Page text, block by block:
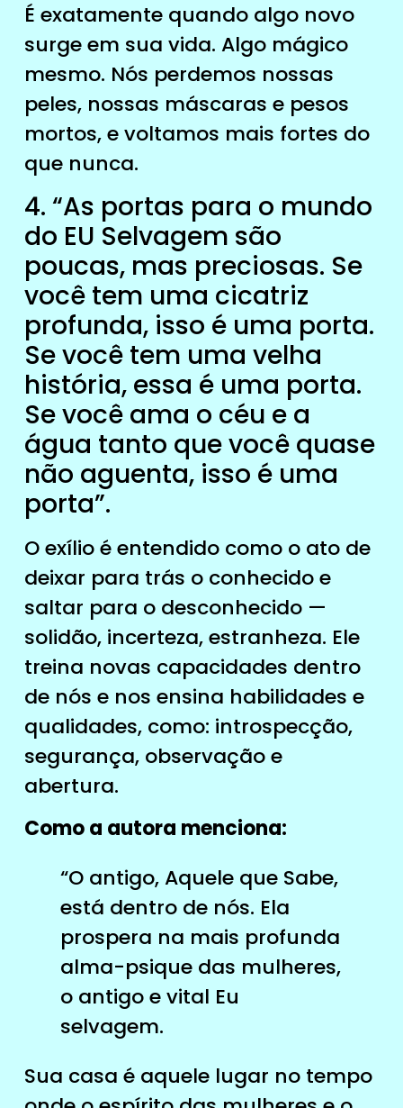
É exatamente quando algo novo
surge em sua vida. Algo mágico
mesmo. Nós perdemos nossas
peles, nossas máscaras e pesos
mortos, e voltamos mais fortes do
que nunca.
4. “As portas para o mundo
do EU Selvagem são
poucas, mas preciosas. Se
você tem uma cicatriz
profunda, isso é uma porta.
Se você tem uma velha
história, essa é uma porta.
Se você ama o céu e a
água tanto que você quase
não aguenta, isso é uma
porta”.
O exílio é entendido como o ato de
deixar para trás o conhecido e
saltar para o desconhecido —
solidão, incerteza, estranheza. Ele
treina novas capacidades dentro
de nós e nos ensina habilidades e
qualidades, como: introspecção,
segurança, observação e
abertura.
Como a autora menciona:
“O antigo, Aquele que Sabe,
está dentro de nós. Ela
prospera na mais profunda
alma-psique das mulheres,
o antigo e vital Eu
selvagem.
Sua casa é aquele lugar no tempo